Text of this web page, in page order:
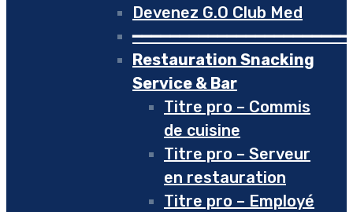
Devenez G.O Club Med
Restauration Snacking
Service & Bar
Titre pro – Commis
de cuisine
Titre pro – Serveur
en restauration
Titre pro – Employé